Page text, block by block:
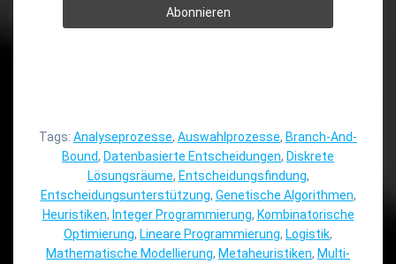
Tags: Analyseprozesse, Auswahlprozesse, Branch-And-
Bound, Datenbasierte Entscheidungen, Diskrete
Lösungsräume, Entscheidungsfindung,
Entscheidungsunterstützung, Genetische Algorithmen,
Heuristiken, Integer Programmierung, Kombinatorische
Optimierung, Lineare Programmierung, Logistik,
Mathematische Modellierung, Metaheuristiken, Multi-